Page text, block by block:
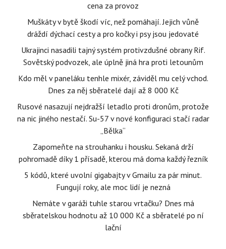
cena za provoz
Muškáty v bytě škodí víc, než pomáhají. Jejich vůně
dráždí dýchací cesty a pro kočky i psy jsou jedovaté
Ukrajinci nasadili tajný systém protivzdušné obrany Rif.
Sovětský podvozek, ale úplně jiná hra proti letounům
Kdo měl v paneláku tenhle mixér, záviděl mu celý vchod.
Dnes za něj sběratelé dají až 8 000 Kč
Rusové nasazují nejdražší letadlo proti dronům, protože
na nic jiného nestačí. Su-57 v nové konfiguraci stačí radar
„Bělka“
Zapomeňte na strouhanku i housku. Sekaná drží
pohromadě díky 1 přísadě, kterou má doma každý řezník
5 kódů, které uvolní gigabajty v Gmailu za pár minut.
Fungují roky, ale moc lidí je nezná
Nemáte v garáži tuhle starou vrtačku? Dnes má
sběratelskou hodnotu až 10 000 Kč a sběratelé po ní
lační